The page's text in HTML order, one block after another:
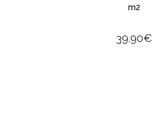
m2
39.90€